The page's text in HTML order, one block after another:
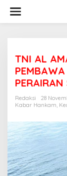
w
TNI AL
Redaksi
28
Kabar Hankam,